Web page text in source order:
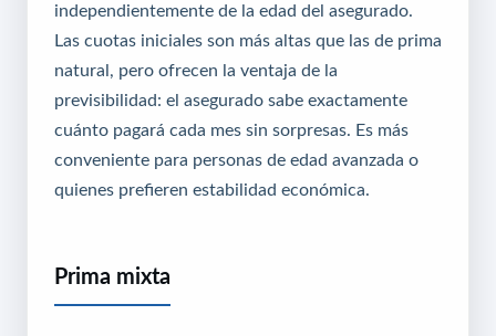
independientemente de la edad del asegurado.
Las cuotas iniciales son más altas que las de prima
natural, pero ofrecen la ventaja de la
previsibilidad: el asegurado sabe exactamente
cuánto pagará cada mes sin sorpresas. Es más
conveniente para personas de edad avanzada o
quienes prefieren estabilidad económica.
Prima mixta